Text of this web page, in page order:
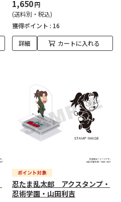
1,650円
(送料別・税込)
獲得ポイント : 16
詳細 カートに入れる
忍たま乱太郎 アクスタンプ・
忍術学園・山田利吉